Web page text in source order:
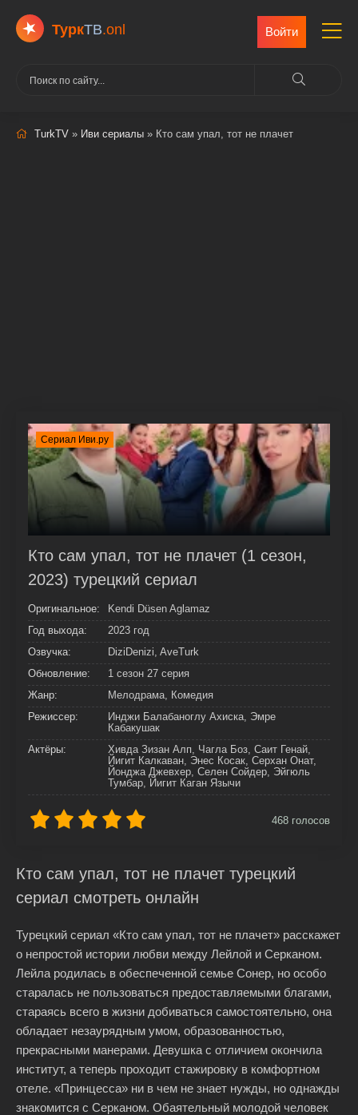
ТуркТВ.onl Войти
TurkTV » Иви сериалы » Кто сам упал, тот не плачет
Сериал Иви.ру
Кто сам упал, тот не плачет (1 сезон,
2023) турецкий сериал
Оригинальное:
Kendi Düsen Aglamaz
Год выхода:
2023 год
Озвучка:
DiziDenizi, AveTurk
Обновление:
1 сезон 27 серия
Жанр:
Мелодрама, Комедия
Режиссер:
Инджи Балабаноглу Ахиска, Эмре
Кабакушак
Актёры:
Хивда Зизан Алп, Чагла Боз, Саит Генай,
Йигит Калкаван, Энес Косак, Серхан Онат,
Йонджа Джевхер, Селен Сойдер, Эйгюль
Тумбар, Йигит Каган Язычи
468 голосов
Кто сам упал, тот не плачет турецкий
сериал смотреть онлайн
Турецкий сериал «Кто сам упал, тот не плачет» расскажет
о непростой истории любви между Лейлой и Серканом.
Лейла родилась в обеспеченной семье Сонер, но особо
старалась не пользоваться предоставляемыми благами,
стараясь всего в жизни добиваться самостоятельно, она
обладает незаурядным умом, образованностью,
прекрасными манерами. Девушка с отличием окончила
институт, а теперь проходит стажировку в комфортном
отеле. «Принцесса» ни в чем не знает нужды, но однажды
знакомится с Серканом. Обаятельный молодой человек